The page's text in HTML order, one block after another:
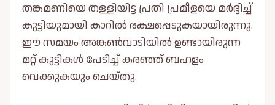
തങ്കമണിയെ തള്ളിയിട്ട പ്രതി പ്രമീളയെ മർദ്ദിച്ച്‌
കുട്ടിയുമായി കാറില്‍ രക്ഷപ്പെടുകയായിരുന്നു.
ഈ സമയം അങ്കണ്‍വാടിയില്‍ ഉണ്ടായിരുന്ന
മറ്റ് കുട്ടികള്‍ പേടിച്ച്‌ കരഞ്ഞ് ബഹളം
വെക്കുകയും ചെയ്തു.